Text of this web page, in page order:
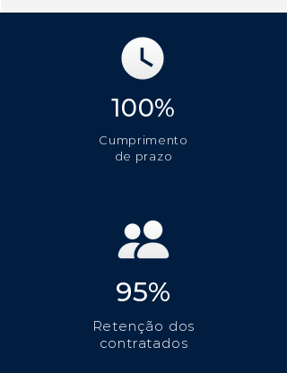
100%
Cumprimento
de prazo
95%
Retenção dos
contratados